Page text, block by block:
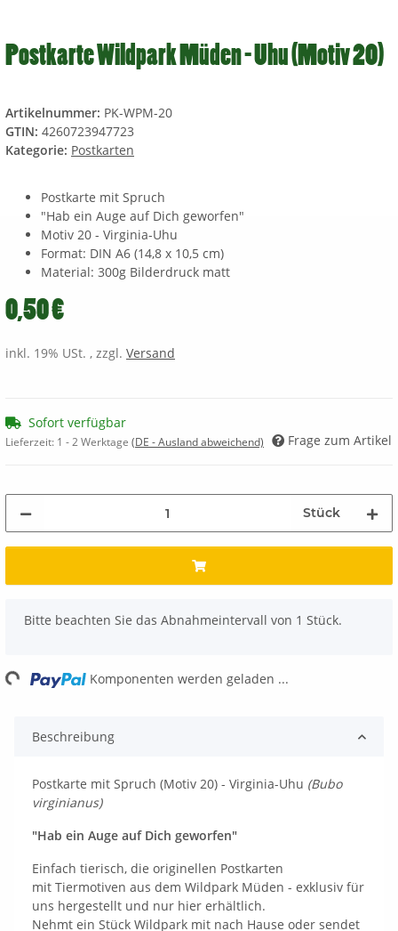
Postkarte Wildpark Müden - Uhu (Motiv 20)
Artikelnummer: PK-WPM-20
GTIN: 4260723947723
Kategorie: Postkarten
Postkarte mit Spruch
"Hab ein Auge auf Dich geworfen"
Motiv 20 - Virginia-Uhu
Format: DIN A6 (14,8 x 10,5 cm)
Material: 300g Bilderdruck matt
0,50 €
inkl. 19% USt. , zzgl. Versand
Sofort verfügbar
Lieferzeit: 1 - 2 Werktage (DE - Ausland abweichend) Frage zum Artikel
Stück
x
Bitte beachten Sie das Abnahmeintervall von 1 Stück.
Komponenten werden geladen ...
Beschreibung
Postkarte mit Spruch (Motiv 20) - Virginia-Uhu (Bubo
virginianus)
"Hab ein Auge auf Dich geworfen"
Einfach tierisch, die originellen Postkarten
mit Tiermotiven aus dem Wildpark Müden - exklusiv für
uns hergestellt und nur hier erhältlich.
Nehmt ein Stück Wildpark mit nach Hause oder sendet